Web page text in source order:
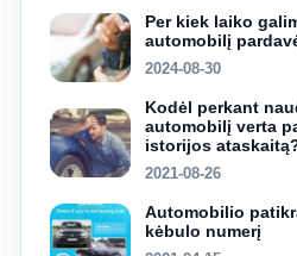
Per kiek laiko
automobilį
2024-08-30
Kodėl perkant
automobilį verta
istorijos
2021-08-26
Automobilio
kėbulo numerį